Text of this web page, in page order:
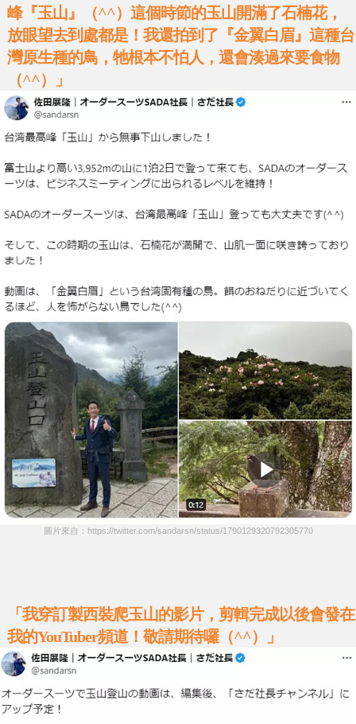
峰『玉山』（^^）這個時節的玉山開滿了石楠花，
放眼望去到處都是！我還拍到了『金翼白眉』這種台
灣原生種的鳥，牠根本不怕人，還會湊過來要食物
（^^）」
圖片來自：https://twitter.com/sandarsn/status/1790129320792305770
「我穿訂製西裝爬玉山的影片，剪輯完成以後會發在
我的YouTuber頻道！敬請期待囉（^^）」